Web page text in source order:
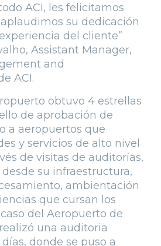
ACI, les felicitamos
su dedicación
del cliente”
Assistant Manager,
and
ACI.
obtuvo 4 estrellas
de aprobación de
a aeropuertos que
y servicios de alto nivel
de visitas de auditorías,
su infraestructura,
ambientación
que cursan los
del Aeropuerto de
una auditoria
donde se puso a